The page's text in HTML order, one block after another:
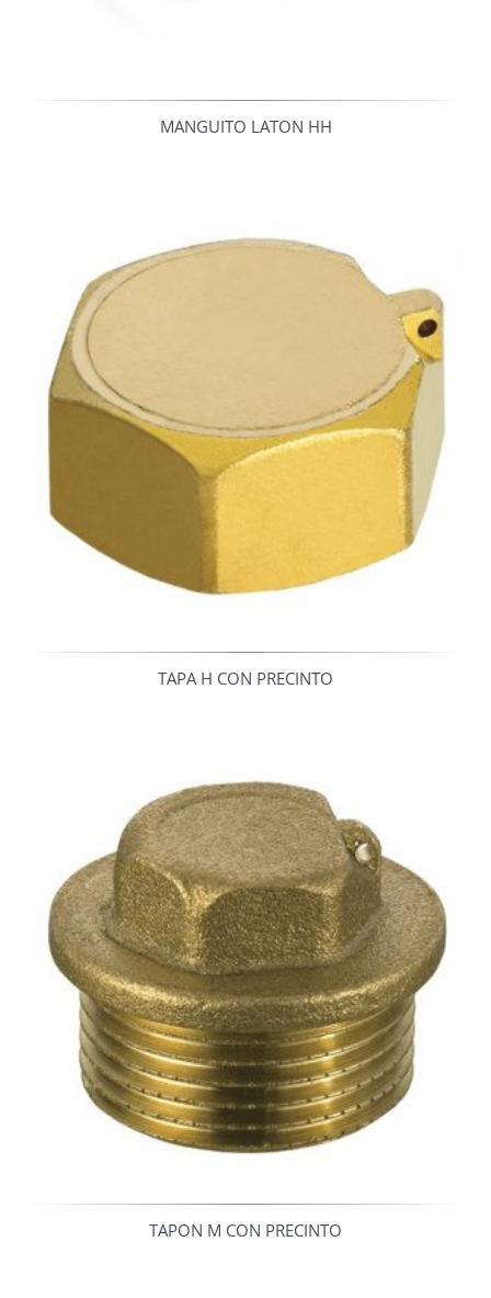
MANGUITO LATON HH
TAPA H CON PRECINTO
TAPON M CON PRECINTO